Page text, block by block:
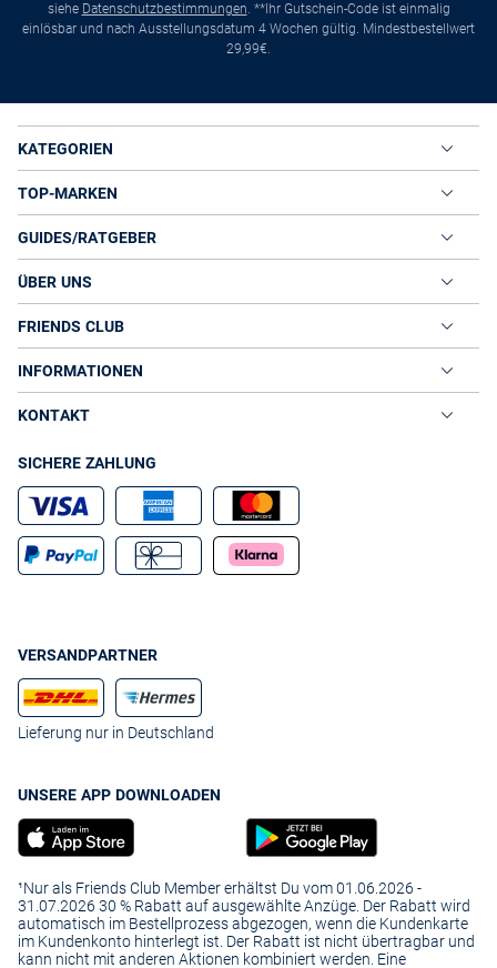
siehe Datenschutzbestimmungen. **Ihr Gutschein-Code ist einmalig
einlösbar und nach Ausstellungsdatum 4 Wochen gültig. Mindestbestellwert
29,99€.
KATEGORIEN
TOP-MARKEN
GUIDES/RATGEBER
ÜBER UNS
FRIENDS CLUB
INFORMATIONEN
KONTAKT
SICHERE ZAHLUNG
VERSANDPARTNER
Lieferung nur in Deutschland
UNSERE APP DOWNLOADEN
¹Nur als Friends Club Member erhältst Du vom 01.06.2026 -
31.07.2026 30 % Rabatt auf ausgewählte Anzüge. Der Rabatt wird
automatisch im Bestellprozess abgezogen, wenn die Kundenkarte
im Kundenkonto hinterlegt ist. Der Rabatt ist nicht übertragbar und
kann nicht mit anderen Aktionen kombiniert werden. Eine